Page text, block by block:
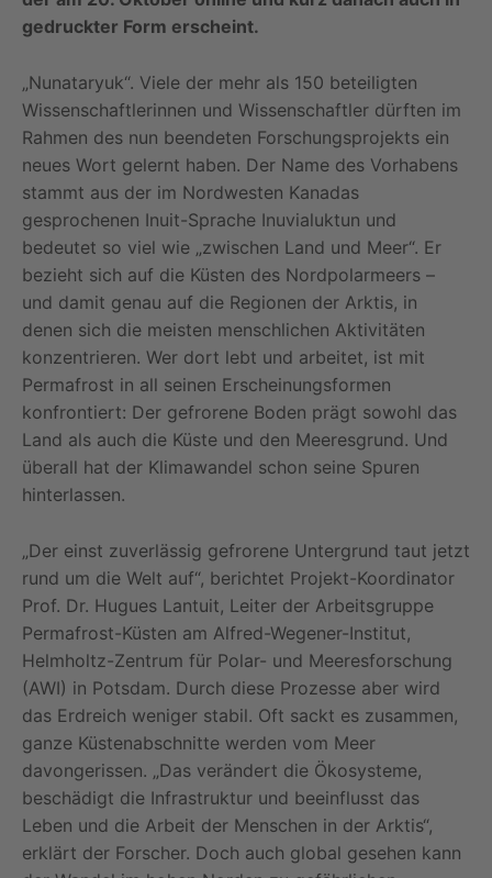
gedruckter Form erscheint.
„Nunataryuk“. Viele der mehr als 150 beteiligten
Wissenschaftlerinnen und Wissenschaftler dürften im
Rahmen des nun beendeten Forschungsprojekts ein
neues Wort gelernt haben. Der Name des Vorhabens
stammt aus der im Nordwesten Kanadas
gesprochenen Inuit-Sprache Inuvialuktun und
bedeutet so viel wie „zwischen Land und Meer“. Er
bezieht sich auf die Küsten des Nordpolarmeers –
und damit genau auf die Regionen der Arktis, in
denen sich die meisten menschlichen Aktivitäten
konzentrieren. Wer dort lebt und arbeitet, ist mit
Permafrost in all seinen Erscheinungsformen
konfrontiert: Der gefrorene Boden prägt sowohl das
Land als auch die Küste und den Meeresgrund. Und
überall hat der Klimawandel schon seine Spuren
hinterlassen.
„Der einst zuverlässig gefrorene Untergrund taut jetzt
rund um die Welt auf“, berichtet Projekt-Koordinator
Prof. Dr. Hugues Lantuit, Leiter der Arbeitsgruppe
Permafrost-Küsten am Alfred-Wegener-Institut,
Helmholtz-Zentrum für Polar- und Meeresforschung
(AWI) in Potsdam. Durch diese Prozesse aber wird
das Erdreich weniger stabil. Oft sackt es zusammen,
ganze Küstenabschnitte werden vom Meer
davongerissen. „Das verändert die Ökosysteme,
beschädigt die Infrastruktur und beeinflusst das
Leben und die Arbeit der Menschen in der Arktis“,
erklärt der Forscher. Doch auch global gesehen kann